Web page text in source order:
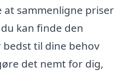
at sammenligne priser
kan finde den
til dine behov
det nemt for dig,